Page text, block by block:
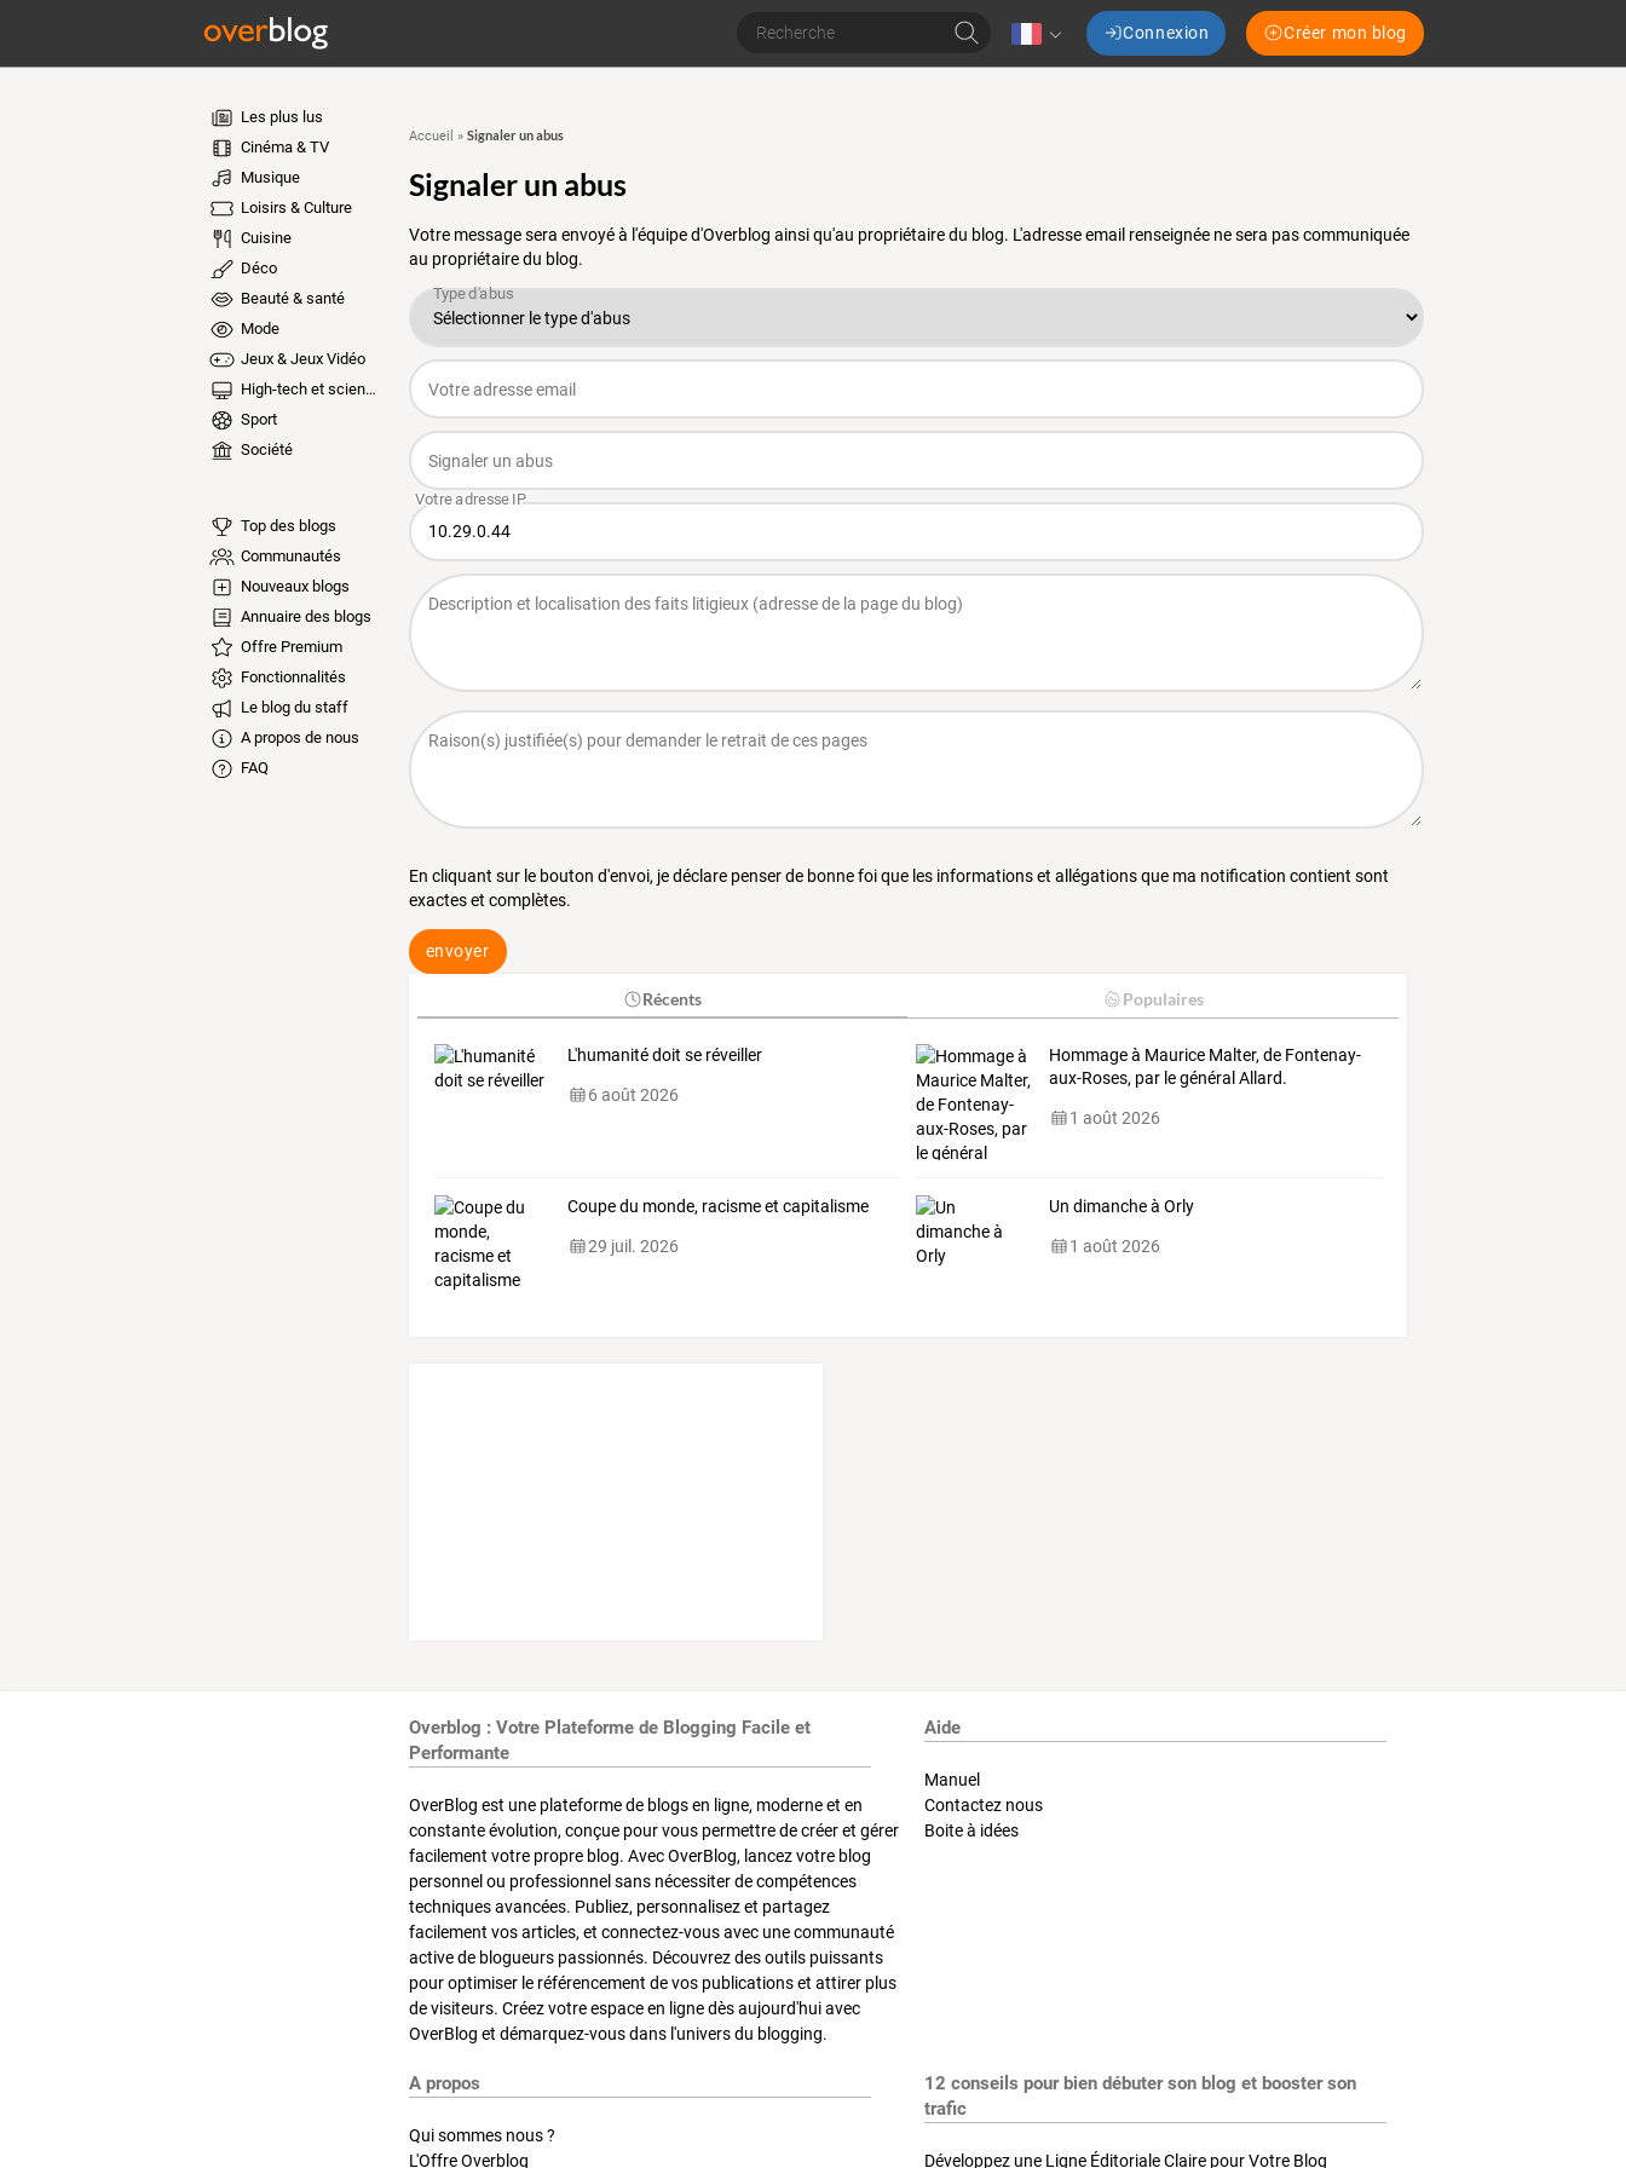
Connexion Créer mon blog
Les plus lus
Cinéma & TV
Musique
Loisirs & Culture
Cuisine
Déco
Beauté & santé
Mode
Jeux & Jeux Vidéo
High-tech et sciences
Sport
Société
Top des blogs
Communautés
Nouveaux blogs
Annuaire des blogs
Offre Premium
Fonctionnalités
Le blog du staff
A propos de nous
FAQ
Accueil » Signaler un abus
Signaler un abus
Votre message sera envoyé à l'équipe d'Overblog ainsi qu'au propriétaire du blog. L'adresse email renseignée ne sera pas communiquée
au propriétaire du blog.
En cliquant sur le bouton d'envoi, je déclare penser de bonne foi que les informations et allégations que ma notification contient sont
exactes et complètes.
envoyer
Récents Populaires
L'humanité doit se réveiller
6 août 2026
Hommage à Maurice Malter, de Fontenay-
aux-Roses, par le général Allard.
1 août 2026
Coupe du monde, racisme et capitalisme
29 juil. 2026
Un dimanche à Orly
1 août 2026
Overblog : Votre Plateforme de Blogging Facile et
Performante
OverBlog est une plateforme de blogs en ligne, moderne et en
constante évolution, conçue pour vous permettre de créer et gérer
facilement votre propre blog. Avec OverBlog, lancez votre blog
personnel ou professionnel sans nécessiter de compétences
techniques avancées. Publiez, personnalisez et partagez
facilement vos articles, et connectez-vous avec une communauté
active de blogueurs passionnés. Découvrez des outils puissants
pour optimiser le référencement de vos publications et attirer plus
de visiteurs. Créez votre espace en ligne dès aujourd'hui avec
OverBlog et démarquez-vous dans l'univers du blogging.
Aide
Manuel
Contactez nous
Boite à idées
A propos
Qui sommes nous ?
L'Offre Overblog
12 conseils pour bien débuter son blog et booster son
trafic
Développez une Ligne Éditoriale Claire pour Votre Blog